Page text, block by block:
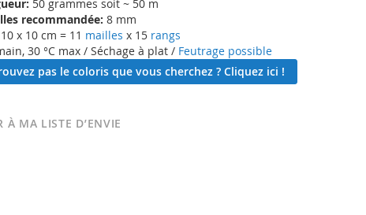
50 grammes soit ~ 50 m
recommandée: 8 mm
10 x 10 cm = 11 mailles x 15 rangs
30 °C max / Séchage à plat / Feutrage possible
pas le coloris que vous cherchez ? Cliquez ici !
À MA LISTE D’ENVIE